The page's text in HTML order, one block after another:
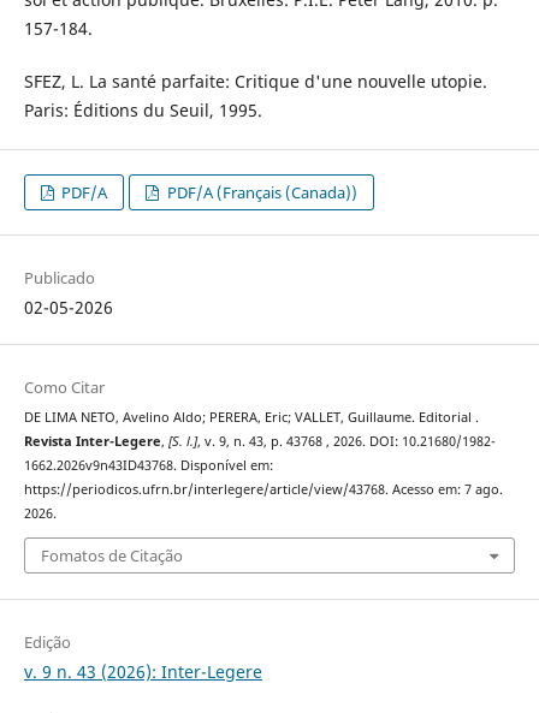
157-184.
SFEZ, L. La santé parfaite: Critique d'une nouvelle utopie.
Paris: Éditions du Seuil, 1995.
PDF/A PDF/A (Français (Canada))
Publicado
02-05-2026
Como Citar
DE LIMA NETO, Avelino Aldo; PERERA, Eric; VALLET, Guillaume. Editorial .
Revista Inter-Legere, [S. l.], v. 9, n. 43, p. 43768 , 2026. DOI: 10.21680/1982-
1662.2026v9n43ID43768. Disponível em:
https://periodicos.ufrn.br/interlegere/article/view/43768. Acesso em: 7 ago.
2026.
Fomatos de Citação
Edição
v. 9 n. 43 (2026): Inter-Legere